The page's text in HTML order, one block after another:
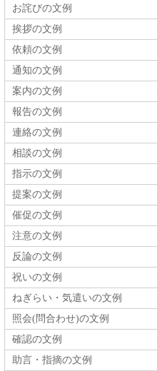
お詫びの文例
挨拶の文例
依頼の文例
通知の文例
案内の文例
報告の文例
連絡の文例
相談の文例
指示の文例
提案の文例
催促の文例
注意の文例
反論の文例
祝いの文例
ねぎらい・気遣いの文例
照会(問合わせ)の文例
確認の文例
助言・指摘の文例